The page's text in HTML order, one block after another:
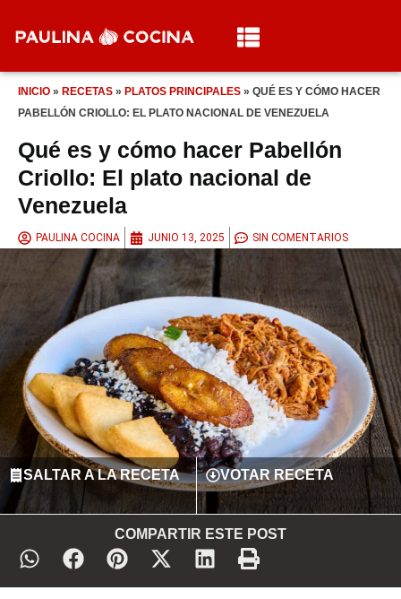
INICIO » RECETAS » PLATOS PRINCIPALES » QUÉ ES Y CÓMO HACER
PABELLÓN CRIOLLO: EL PLATO NACIONAL DE VENEZUELA
Qué es y cómo hacer Pabellón
Criollo: El plato nacional de
Venezuela
PAULINA COCINA JUNIO 13, 2025 SIN COMENTARIOS
SALTAR A LA RECETA VOTAR RECETA
COMPARTIR ESTE POST